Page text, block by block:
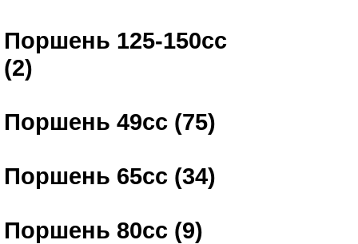
Поршень 125-150сс
(2)
Поршень 49сс (75)
Поршень 65сс (34)
Поршень 80сс (9)